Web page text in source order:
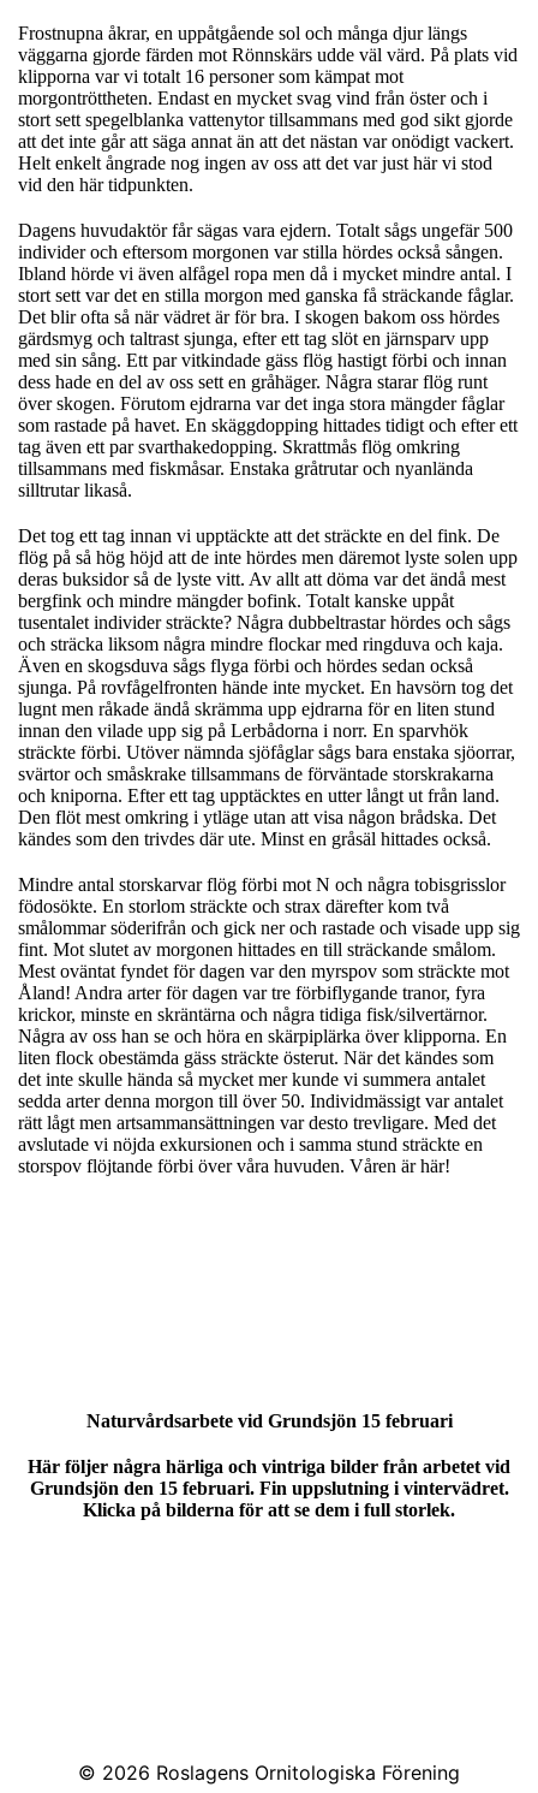
Frostnupna åkrar, en uppåtgående sol och många djur längs
väggarna gjorde färden mot Rönnskärs udde väl värd. På plats vid
klipporna var vi totalt 16 personer som kämpat mot
morgontröttheten. Endast en mycket svag vind från öster och i
stort sett spegelblanka vattenytor tillsammans med god sikt gjorde
att det inte går att säga annat än att det nästan var onödigt vackert.
Helt enkelt ångrade nog ingen av oss att det var just här vi stod
vid den här tidpunkten.
Dagens huvudaktör får sägas vara ejdern. Totalt sågs ungefär 500
individer och eftersom morgonen var stilla hördes också sången.
Ibland hörde vi även alfågel ropa men då i mycket mindre antal. I
stort sett var det en stilla morgon med ganska få sträckande fåglar.
Det blir ofta så när vädret är för bra. I skogen bakom oss hördes
gärdsmyg och taltrast sjunga, efter ett tag slöt en järnsparv upp
med sin sång. Ett par vitkindade gäss flög hastigt förbi och innan
dess hade en del av oss sett en gråhäger. Några starar flög runt
över skogen. Förutom ejdrarna var det inga stora mängder fåglar
som rastade på havet. En skäggdopping hittades tidigt och efter ett
tag även ett par svarthakedopping. Skrattmås flög omkring
tillsammans med fiskmåsar. Enstaka gråtrutar och nyanlända
silltrutar likaså.
Det tog ett tag innan vi upptäckte att det sträckte en del fink. De
flög på så hög höjd att de inte hördes men däremot lyste solen upp
deras buksidor så de lyste vitt. Av allt att döma var det ändå mest
bergfink och mindre mängder bofink. Totalt kanske uppåt
tusentalet individer sträckte? Några dubbeltrastar hördes och sågs
och sträcka liksom några mindre flockar med ringduva och kaja.
Även en skogsduva sågs flyga förbi och hördes sedan också
sjunga. På rovfågelfronten hände inte mycket. En havsörn tog det
lugnt men råkade ändå skrämma upp ejdrarna för en liten stund
innan den vilade upp sig på Lerbådorna i norr. En sparvhök
sträckte förbi. Utöver nämnda sjöfåglar sågs bara enstaka sjöorrar,
svärtor och småskrake tillsammans de förväntade storskrakarna
och kniporna. Efter ett tag upptäcktes en utter långt ut från land.
Den flöt mest omkring i ytläge utan att visa någon brådska. Det
kändes som den trivdes där ute. Minst en gråsäl hittades också.
Mindre antal storskarvar flög förbi mot N och några tobisgrisslor
födosökte. En storlom sträckte och strax därefter kom två
smålommar söderifrån och gick ner och rastade och visade upp sig
fint. Mot slutet av morgonen hittades en till sträckande smålom.
Mest oväntat fyndet för dagen var den myrspov som sträckte mot
Åland! Andra arter för dagen var tre förbiflygande tranor, fyra
krickor, minste en skräntärna och några tidiga fisk/silvertärnor.
Några av oss han se och höra en skärpiplärka över klipporna. En
liten flock obestämda gäss sträckte österut. När det kändes som
det inte skulle hända så mycket mer kunde vi summera antalet
sedda arter denna morgon till över 50. Individmässigt var antalet
rätt lågt men artsammansättningen var desto trevligare. Med det
avslutade vi nöjda exkursionen och i samma stund sträckte en
storspov flöjtande förbi över våra huvuden. Våren är här!
Naturvårdsarbete vid Grundsjön 15 februari
Här följer några härliga och vintriga bilder från arbetet vid
Grundsjön den 15 februari. Fin uppslutning i vintervädret.
Klicka på bilderna för att se dem i full storlek.
© 2026 Roslagens Ornitologiska Förening